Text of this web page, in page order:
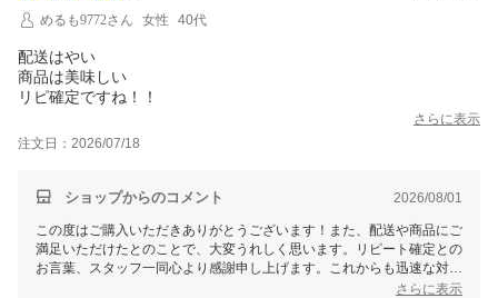
めるも9772さん
女性 40代
配送はやい
商品は美味しい
リピ確定ですね！！
さらに表示
注文日：2026/07/18
ショップからのコメント 2026/08/01
この度はご購入いただきありがとうございます！また、配送や商品にご
満足いただけたとのことで、大変うれしく思います。リピート確定との
お言葉、スタッフ一同心より感謝申し上げます。これからも迅速な対応
と高品質の商品をお届けできるよう努めますので、ぜひまたのご利用を
さらに表示